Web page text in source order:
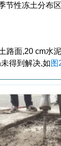
节性冻土分布
路面,20 cm水
得到解决,如图